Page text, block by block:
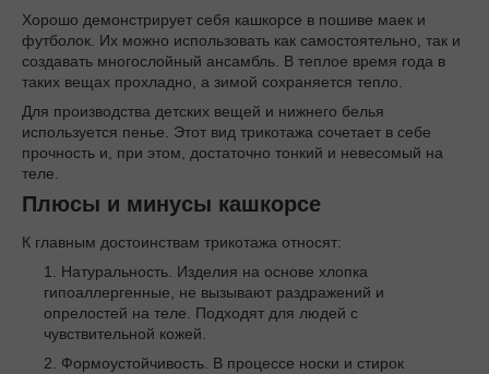
Хорошо демонстрирует себя кашкорсе в пошиве маек и
футболок. Их можно использовать как самостоятельно, так и
создавать многослойный ансамбль. В теплое время года в
таких вещах прохладно, а зимой сохраняется тепло.
Для производства детских вещей и нижнего белья
используется пенье. Этот вид трикотажа сочетает в себе
прочность и, при этом, достаточно тонкий и невесомый на
теле.
Плюсы и минусы кашкорсе
К главным достоинствам трикотажа относят:
Натуральность. Изделия на основе хлопка
гипоаллергенные, не вызывают раздражений и
опрелостей на теле. Подходят для людей с
чувствительной кожей.
Формоустойчивость. В процессе носки и стирок